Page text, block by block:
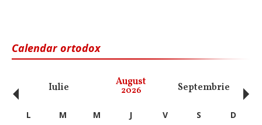
Calendar ortodox
Iulie August
2026 Septembrie
‹ L M M J V S
D